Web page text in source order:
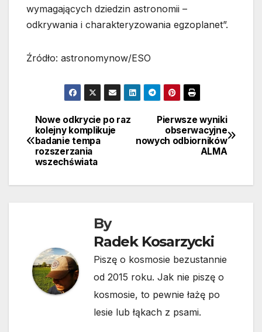
wymagających dziedzin astronomii –
odkrywania i charakteryzowania egzoplanet”.
Źródło: astronomynow/ESO
Nawigacja
wpisu
Pierwsze wyniki
obserwacyjne
nowych odbiorników
ALMA
Nowe odkrycie po raz
kolejny komplikuje
badanie tempa
rozszerzania
wszechświata
By
Radek Kosarzycki
Piszę o kosmosie bezustannie
od 2015 roku. Jak nie piszę o
kosmosie, to pewnie łażę po
lesie lub łąkach z psami.